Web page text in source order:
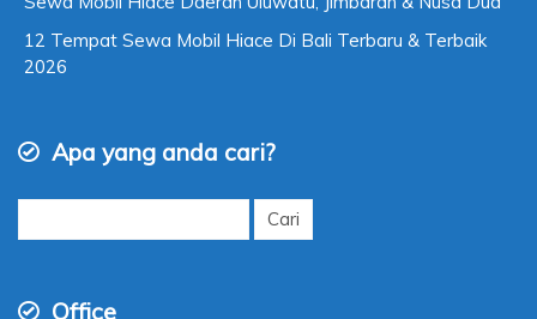
12 Tempat Sewa Mobil Hiace Di Bali Terbaru & Terbaik
2026
Apa yang anda cari?
Cari
Office